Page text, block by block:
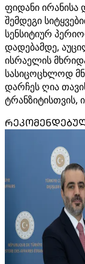
ფიდანი ირანისა
შემდეგი
სენსიტიურ
დადებამდე,
ისრაელის
სასიცოცხლოდ
დარჩეს ღია
ტრანზიტისთვის,